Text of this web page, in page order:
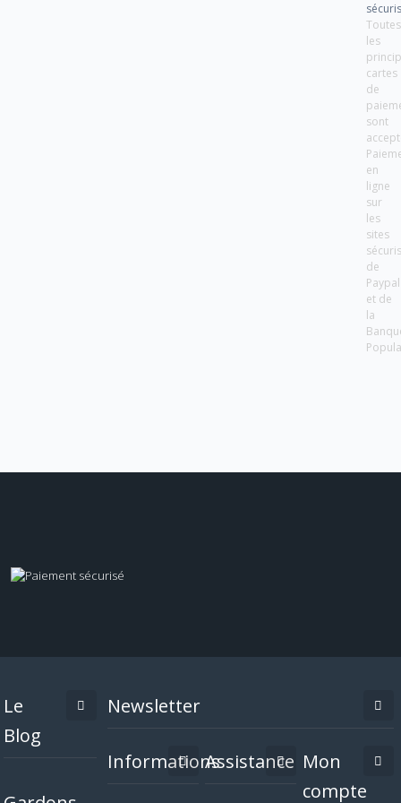
Toutes
les
cartes
de
sont
en
ligne
sur
les
sites
de
Paypal
et de
la
Le
Blog
Newsletter
InformationsAssistance Mon
compte